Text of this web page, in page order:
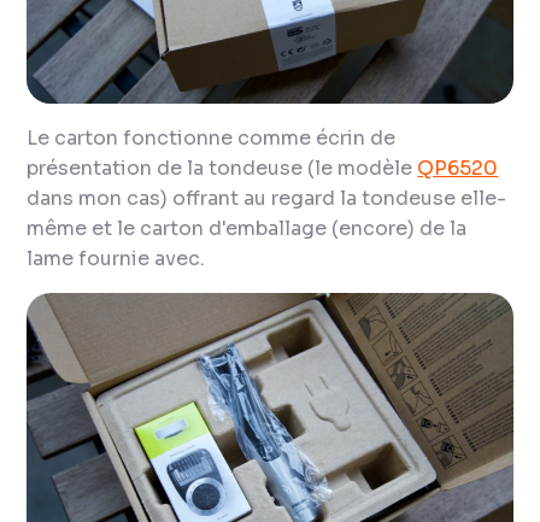
Le carton fonctionne comme écrin de
présentation de la tondeuse (le modèle QP6520
dans mon cas) offrant au regard la tondeuse elle-
même et le carton d'emballage (encore) de la
lame fournie avec.